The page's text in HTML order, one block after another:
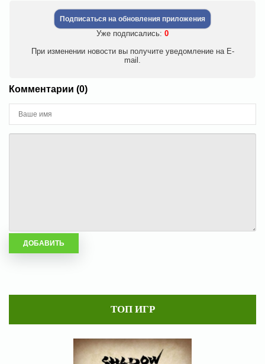
Подписаться на обновления приложения
Уже подписались: 0
При изменении новости вы получите уведомление на E-
mail.
Комментарии (0)
ТОП ИГР